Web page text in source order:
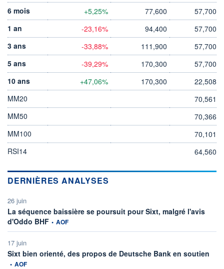
6 mois
+5,25% 77,600
57,700
1 an
-23,16% 94,400
57,700
3 ans
-33,88% 111,900
57,700
5 ans
-39,29% 170,300
57,700
10 ans
+47,06% 170,300
22,508
MM20
70,561
MM50
70,366
MM100
70,101
RSI14
64,560
DERNIÈRES ANALYSES
26 juin
La séquence baissière se poursuit pour Sixt, malgré l'avis
d'Oddo BHFinformation fournie par
• AOF
17 juin
Sixt bien orienté, des propos de Deutsche Bank en soutien
• AOF